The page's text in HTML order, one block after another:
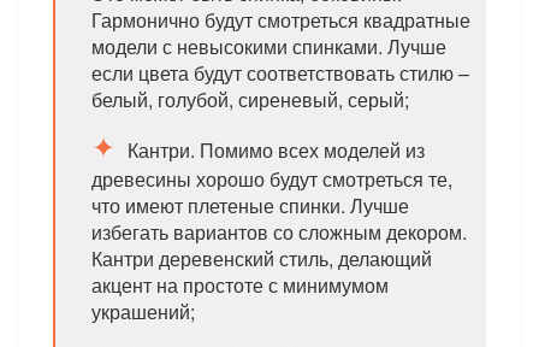
Гармонично будут смотреться квадратные
модели с невысокими спинками. Лучше
если цвета будут соответствовать стилю –
белый, голубой, сиреневый, серый;
Кантри. Помимо всех моделей из
древесины хорошо будут смотреться те,
что имеют плетеные спинки. Лучше
избегать вариантов со сложным декором.
Кантри деревенский стиль, делающий
акцент на простоте с минимумом
украшений;